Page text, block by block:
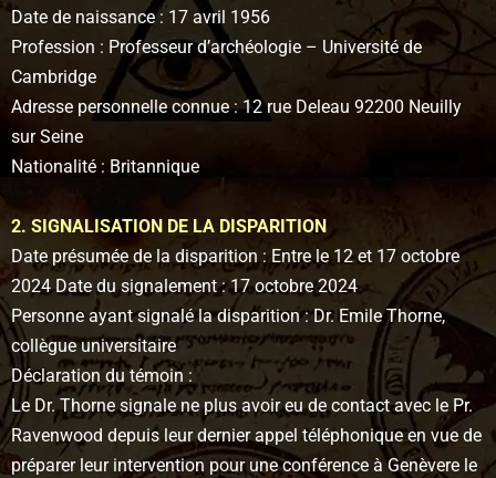
Date de naissance : 17 avril 1956
Profession : Professeur d’archéologie – Université de
Cambridge
Adresse personnelle connue : 12 rue Deleau 92200 Neuilly
sur Seine
Nationalité : Britannique
2. SIGNALISATION DE LA DISPARITION
Date présumée de la disparition : Entre le 12 et 17 octobre
2024 Date du signalement : 17 octobre 2024
Personne ayant signalé la disparition : Dr. Emile Thorne,
collègue universitaire
Déclaration du témoin :
Le Dr. Thorne signale ne plus avoir eu de contact avec le Pr.
Ravenwood depuis leur dernier appel téléphonique en vue de
préparer leur intervention pour une conférence à Genèvere le